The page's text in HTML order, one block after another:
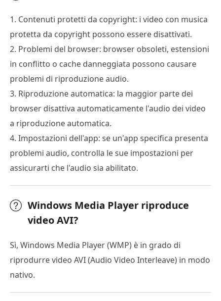
1. Contenuti protetti da copyright: i video con musica
protetta da copyright possono essere disattivati.
2. Problemi del browser: browser obsoleti, estensioni
in conflitto o cache danneggiata possono causare
problemi di riproduzione audio.
3. Riproduzione automatica: la maggior parte dei
browser disattiva automaticamente l'audio dei video
a riproduzione automatica.
4. Impostazioni dell'app: se un'app specifica presenta
problemi audio, controlla le sue impostazioni per
assicurarti che l'audio sia abilitato.
Windows Media Player riproduce
video AVI?
Sì, Windows Media Player (WMP) è in grado di
riprodurre video AVI (Audio Video Interleave) in modo
nativo.